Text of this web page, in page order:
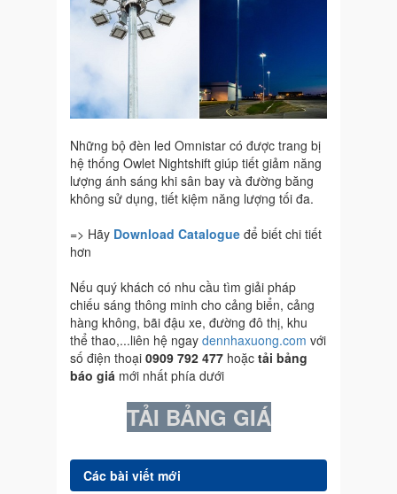
Những bộ đèn led Omnistar có được trang bị
hệ thống Owlet Nightshift giúp tiết giảm năng
lượng ánh sáng khi sân bay và đường băng
không sử dụng, tiết kiệm năng lượng tối đa.
=> Hãy Download Catalogue để biết chi tiết
hơn
Nếu quý khách có nhu cầu tìm giải pháp
chiếu sáng thông minh cho cảng biển, cảng
hàng không, bãi đậu xe, đường đô thị, khu
thể thao,...liên hệ ngay dennhaxuong.com với
số điện thoại 0909 792 477 hoặc tải bảng
báo giá mới nhất phía dưới
TẢI BẢNG GIÁ
Các bài viết mới